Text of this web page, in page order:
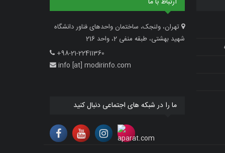
تهران، ولنجک، ساختمان واحدهای فناور دانشگاه
شهید بهشتی، طبقه منفی 2، واحد 216
+98-21-22411360
info [at] modirinfo.com
ما را در شبکه های اجتماعی دنبال کنید